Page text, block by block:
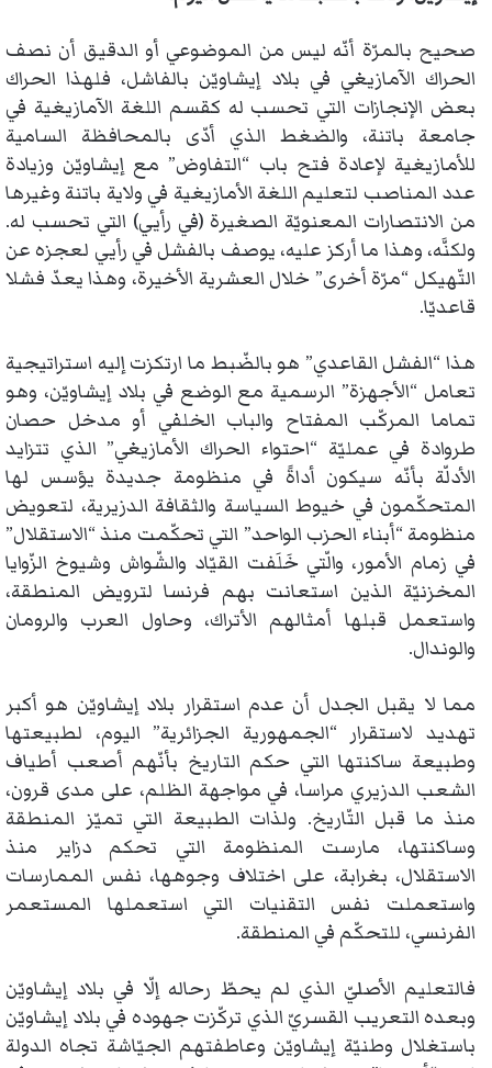
صحيح بالمرّة أنّه ليس من الموضوعي أو الدقيق أن نصف
الحراك الآمازيغي في بلاد إيشاويّن بالفاشل، فلهذا الحراك
بعض الإنجازات التي تحسب له كقسم اللغة الآمازيغية في
جامعة باتنة، والضغط الذي أدّى بالمحافظة السامية
للأمازيغية لإعادة فتح باب “التفاوض” مع إيشاويّن وزيادة
عدد المناصب لتعليم اللغة الأمازيغية في ولاية باتنة وغيرها
من الانتصارات المعنويّة الصغيرة (في رأيي) التي تحسب له.
ولكنَّه، وهذا ما أركز عليه، يوصف بالفشل في رأيي لعجزه عن
التّهيكل “مرّة أخرى” خلال العشرية الأخيرة، وهذا يعدّ فشلا
قاعديّا.
هذا “الفشل القاعدي” هو بالضّبط ما ارتكزت إليه استراتيجية
تعامل “الأجهزة” الرسمية مع الوضع في بلاد إيشاويّن، وهو
تماما المركّب المفتاح والباب الخلفي أو مدخل حصان
طروادة في عمليّة “احتواء الحراك الأمازيغي” الذي تتزايد
الأدلّة بأنّه سيكون أداةً في منظومة جديدة يؤسس لها
المتحكّمون في خيوط السياسة والثقافة الدزيرية، لتعويض
منظومة “أبناء الحزب الواحد” التي تحكّمت منذ “الاستقلال”
في زمام الأمور، والّتي خَلَفت القيّاد والشّواش وشيوخ الزّوايا
المخزنيّة الذين استعانت بهم فرنسا لترويض المنطقة،
واستعمل قبلها أمثالهم الأتراك، وحاول العرب والرومان
والوندال.
مما لا يقبل الجدل أن عدم استقرار بلاد إيشاويّن هو أكبر
تهديد لاستقرار “الجمهورية الجزائرية” اليوم، لطبيعتها
وطبيعة ساكنتها التي حكم التاريخ بأنّهم أصعب أطياف
الشعب الدزيري مراسا، في مواجهة الظلم، على مدى قرون،
منذ ما قبل التّاريخ. ولذات الطبيعة التي تميّز المنطقة
وساكنتها، مارست المنظومة التي تحكم دزاير منذ
الاستقلال، بغرابة، على اختلاف وجوهها، نفس الممارسات
واستعملت نفس التقنيات التي استعملها المستعمر
الفرنسي، للتحكّم في المنطقة.
فالتعليم الأصليّ الذي لم يحطّ رحاله إلّا في بلاد إيشاويّن
وبعده التعريب القسريّ الذي تركّزت جهوده في بلاد إيشاويّن
باستغلال وطنيّة إيشاويّن وعاطفتهم الجيّاشة تجاه الدولة